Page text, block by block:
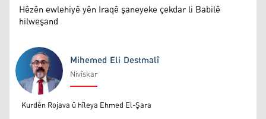
Hêzên ewlehiyê yên Iraqê şaneyeke çekdar li Babilê
hilweşand
Mihemed Eli Destmalî
Mihemed Eli Destmalî
Nivîskar
Kurdên Rojava û hîleya Ehmed El-Şara